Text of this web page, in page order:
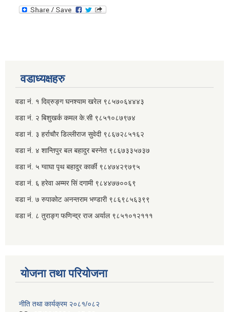
वडाध्यक्षहरु
वडा नं. १ दिव्रुङ्ग घनश्याम खरेल ९८५७०६४४४३
वडा नं. २ ‌‍बिशुखर्क कमल के.सी ९८५१०८७९७४
वडा नं. ३ हर्राचौर डिल्लीराज सुवेदी ९८६७२८५१६२
वडा नं. ४ शान्तिपुर बल बहादुर बस्नेत​ ९८६७३३५७३७
वडा नं. ५ ग्वाघा पृथ बहादुर कार्की ९८४७४२९७९५
वडा नं. ६ हरेवा अम्मर सिं दगामी​ ९८४४७७००६९
वडा नं. ७ ‌‍रुपाकोट अनन्तराम भण्डारी ९८६९८५६३९९
वडा नं. ८ तुराङ्ग फणिन्द्र राज अर्याल ९८५१०१२१११
योजना तथा परियोजना
नीति तथा कार्यक्रम २०८१/०८२